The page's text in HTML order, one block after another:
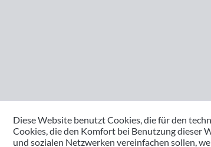
Diese Website benutzt Cookies, die für den
Cookies, die den Komfort bei Benutzung dieser
und sozialen Netzwerken vereinfachen sollen,